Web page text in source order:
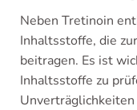
Neben Tretinoin
Inhaltsstoffe, die
beitragen. Es ist
Inhaltsstoffe zu